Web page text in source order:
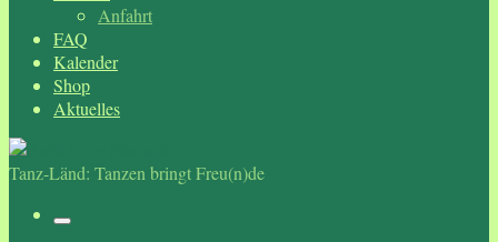
Anfahrt
FAQ
Kalender
Shop
Aktuelles
Tanz-Länd: Tanzen bringt Freu(n)de
Menü